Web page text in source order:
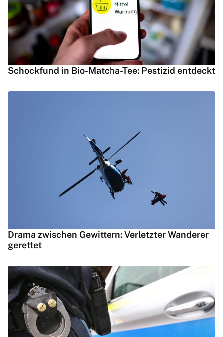
Schockfund in Bio-Matcha-Tee: Pestizid entdeckt
Drama zwischen Gewittern: Verletzter Wanderer
gerettet